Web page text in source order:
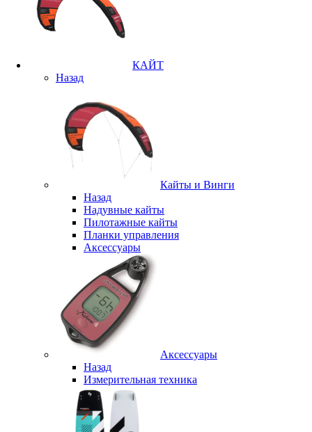
КАЙТ
Назад
Кайты и Винги
Назад
Надувные кайты
Пилотажные кайты
Планки управления
Аксессуары
Аксессуары
Назад
Измерительная техника